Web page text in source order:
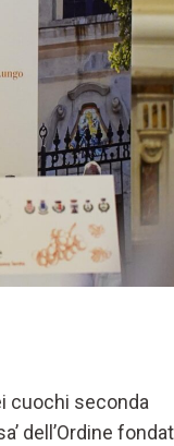
cuochi seconda
dell’Ordine